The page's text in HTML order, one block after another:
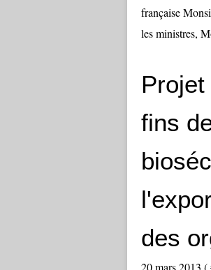
française
les ministres,
fins
des
20 mars 2013 (